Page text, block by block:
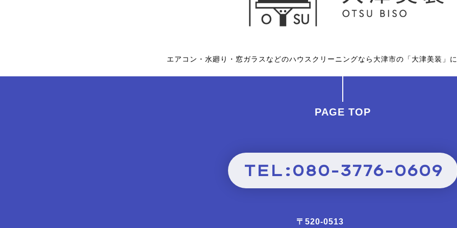
エアコン・水廻り・窓ガラスなどのハウスクリーニングなら大津市の「大津美装」に
PAGE TOP
TEL:080-3776-0609
〒520-0513